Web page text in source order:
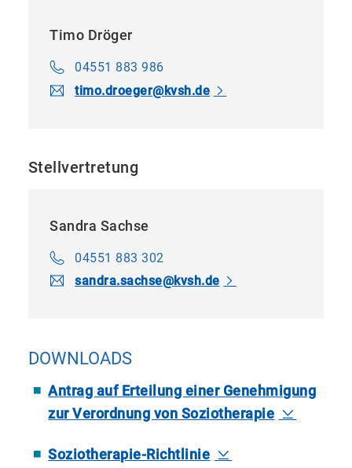
Fachärzte für Kinder- und
Psychologische Psychotherapeuten
Psychotherapie
Fachpsychotherapeuten für Erwachsene
Fachpsychotherapeuten für
Neuropsychologische Psychotherapie
Timo Dröger
04551 883 986
timo.​droeger​@kvsh.de
Stellvertretung
Sandra Sachse
04551 883 302
sandra.​sachse​@kvsh.de
DOWNLOADS
Antrag auf Erteilung einer Genehmigung
zur Verordnung von Soziotherapie
Soziotherapie-Richtlinie